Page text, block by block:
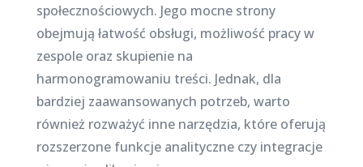
społecznościowych. Jego mocne strony
obejmują łatwość obsługi, możliwość pracy w
zespole oraz skupienie na
harmonogramowaniu treści. Jednak, dla
bardziej zaawansowanych potrzeb, warto
również rozważyć inne narzędzia, które oferują
rozszerzone funkcje analityczne czy integracje